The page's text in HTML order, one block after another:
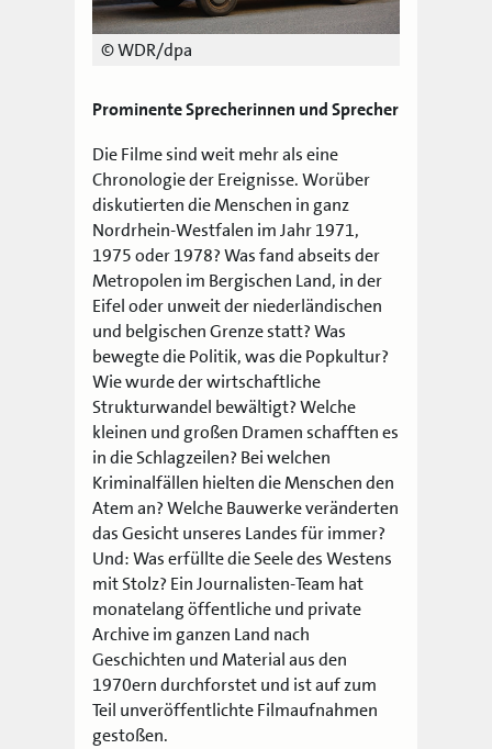
© WDR/dpa
Prominente Sprecherinnen und Sprecher
Die Filme sind weit mehr als eine
Chronologie der Ereignisse. Worüber
diskutierten die Menschen in ganz
Nordrhein-Westfalen im Jahr 1971,
1975 oder 1978? Was fand abseits der
Metropolen im Bergischen Land, in der
Eifel oder unweit der niederländischen
und belgischen Grenze statt? Was
bewegte die Politik, was die Popkultur?
Wie wurde der wirtschaftliche
Strukturwandel bewältigt? Welche
kleinen und großen Dramen schafften es
in die Schlagzeilen? Bei welchen
Kriminalfällen hielten die Menschen den
Atem an? Welche Bauwerke veränderten
das Gesicht unseres Landes für immer?
Und: Was erfüllte die Seele des Westens
mit Stolz? Ein Journalisten-Team hat
monatelang öffentliche und private
Archive im ganzen Land nach
Geschichten und Material aus den
1970ern durchforstet und ist auf zum
Teil unveröffentlichte Filmaufnahmen
gestoßen.